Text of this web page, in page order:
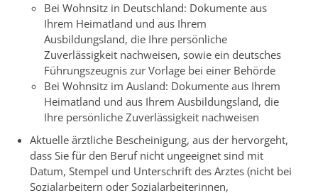
Bei Wohnsitz in Deutschland: Dokumente aus
Ihrem Heimatland und aus Ihrem
Ausbildungsland, die Ihre persönliche
Zuverlässigkeit nachweisen, sowie ein deutsches
Führungszeugnis zur Vorlage bei einer Behörde
Bei Wohnsitz im Ausland: Dokumente aus Ihrem
Heimatland und aus Ihrem Ausbildungsland, die
Ihre persönliche Zuverlässigkeit nachweisen
Aktuelle ärztliche Bescheinigung, aus der hervorgeht,
dass Sie für den Beruf nicht ungeeignet sind mit
Datum, Stempel und Unterschrift des Arztes (nicht bei
Sozialarbeitern oder Sozialarbeiterinnen,